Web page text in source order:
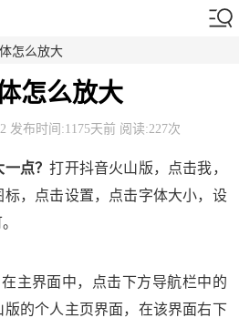
怎么放大
怎么放大
发布时间:1175天前 阅读:227次
一点？打开抖音火山版，点击我，
，点击设置，点击字体大小，设
主界面中，点击下方导航栏中的
的个人主页界面，在该界面右下